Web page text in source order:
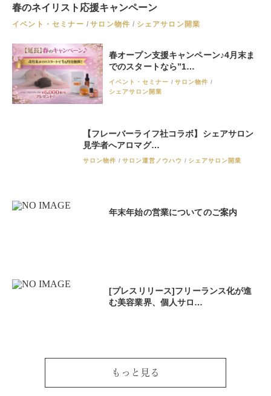
春のネイリスト応援キャンペーン
イベント・セミナー サロン物件 シェアサロン開業
春オープン支援キャンペーン♪4月末ま
でのスタートなら”1…
イベント・セミナー
サロン物件
シェアサロン開業
【フレーバーライフ社コラボ】シェアサロン
見学者へアロマグ…
サロン物件 サロン運営ノウハウ シェアサロン開業
年末年始の営業についてのご案内
[プレスリリース]フリーランス化が進
む美容業界、個人サロ…
もっと見る